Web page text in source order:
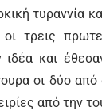
τυραννία
τρεις
ιδέα και
οι δύο
από την